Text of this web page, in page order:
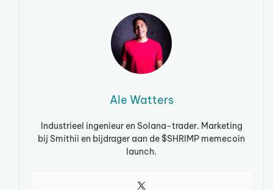
Ale Watters
Industrieel ingenieur en Solana-trader. Marketing
bij Smithii en bijdrager aan de $SHRIMP memecoin
launch.